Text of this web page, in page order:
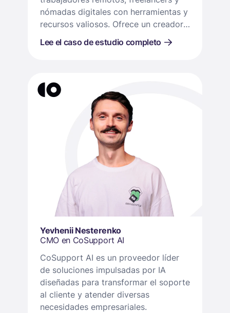
nómadas digitales con herramientas y
recursos valiosos. Ofrece un creador
una bolsa de trabajo solo para
laboral remota.
Lee el caso de estudio completo
Yevhenii Nesterenko
CMO en CoSupport AI
CoSupport AI es un proveedor líder
de soluciones impulsadas por IA
diseñadas para transformar el soporte
al cliente y atender diversas
necesidades empresariales.